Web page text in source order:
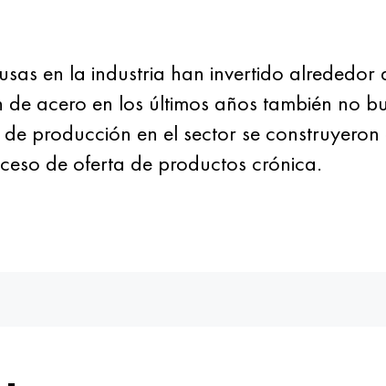
en la industria han invertido alrededor
acero en los últimos años también no
producción en el sector se
de oferta de productos crónica.